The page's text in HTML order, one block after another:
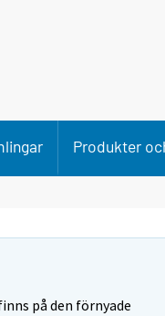
Produkter
på den förnyade